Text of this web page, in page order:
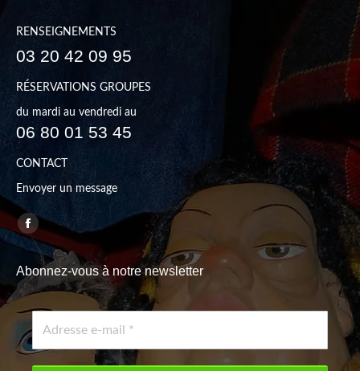
RENSEIGNEMENTS
03 20 42 09 95
RÉSERVATIONS GROUPES
du mardi au vendredi au
06 80 01 53 45
CONTACT
Envoyer un message
Trouvez nous sur :
Facebook
page
opens
in
new
window
Abonnez-vous à notre newsletter